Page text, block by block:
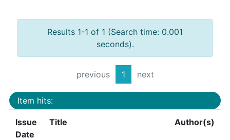
Results 1-1 of 1 (Search time: 0.001
seconds).
previous 1 next
Item hits:
Issue
Date
Title Author(s)